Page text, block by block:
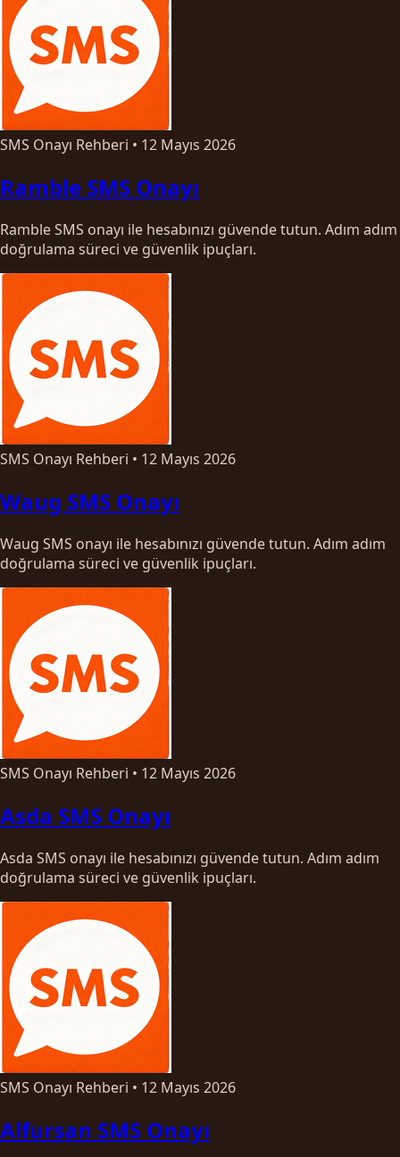
SMS Onayı Rehberi • 12 Mayıs 2026
Ramble SMS Onayı
Ramble SMS onayı ile hesabınızı güvende tutun. Adım adım
doğrulama süreci ve güvenlik ipuçları.
SMS Onayı Rehberi • 12 Mayıs 2026
Waug SMS Onayı
Waug SMS onayı ile hesabınızı güvende tutun. Adım adım
doğrulama süreci ve güvenlik ipuçları.
SMS Onayı Rehberi • 12 Mayıs 2026
Asda SMS Onayı
Asda SMS onayı ile hesabınızı güvende tutun. Adım adım
doğrulama süreci ve güvenlik ipuçları.
SMS Onayı Rehberi • 12 Mayıs 2026
Alfursan SMS Onayı